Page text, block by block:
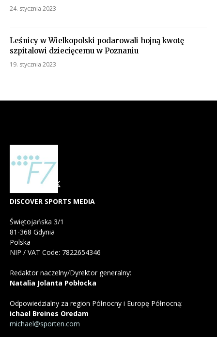
24. stycznia 2023
Leśnicy w Wielkopolski podarowali hojną kwotę
szpitalowi dziecięcemu w Poznaniu
19. stycznia 2023
DISCOVER SPORTS MEDIA
Świętojańska 3/1
81-368 Gdynia
Polska
NIP / VAT Code: 7822654346
Redaktor naczelny/Dyrektor generalny:
Natalia Jolanta Pobłocka
Odpowiedzialny za region Północny i Europę Północną:
ichael Breines Oredam
michael@sporten.com